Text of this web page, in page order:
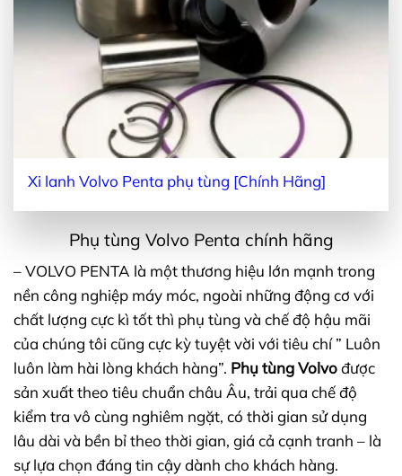
Xi lanh Volvo Penta phụ tùng [Chính Hãng]
Phụ tùng Volvo Penta chính hãng
– VOLVO PENTA là một thương hiệu lớn mạnh trong
nền công nghiệp máy móc, ngoài những động cơ với
chất lượng cực kì tốt thì phụ tùng và chế độ hậu mãi
của chúng tôi cũng cực kỳ tuyệt vời với tiêu chí ” Luôn
luôn làm hài lòng khách hàng”. Phụ tùng Volvođược
sản xuất theo tiêu chuẩn châu Âu, trải qua chế độ
kiểm tra vô cùng nghiêm ngặt, có thời gian sử dụng
lâu dài và bền bỉ theo thời gian, giá cả cạnh tranh – là
sự lựa chọn đáng tin cậy dành cho khách hàng.